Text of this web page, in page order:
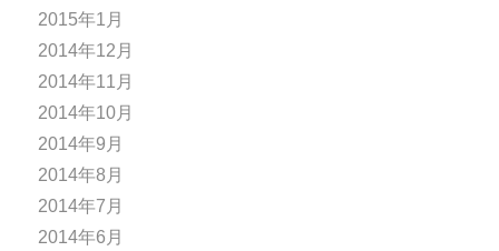
2015年1月
2014年12月
2014年11月
2014年10月
2014年9月
2014年8月
2014年7月
2014年6月